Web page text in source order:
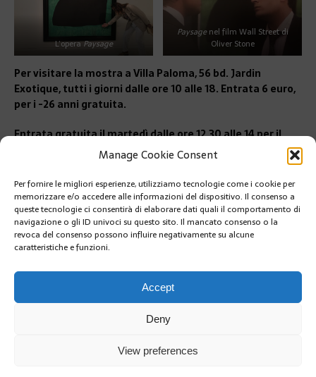
Manage Cookie Consent
Per fornire le migliori esperienze, utilizziamo tecnologie come i cookie per
memorizzare e/o accedere alle informazioni del dispositivo. Il consenso a
queste tecnologie ci consentirà di elaborare dati quali il comportamento di
navigazione o gli ID univoci su questo sito. Il mancato consenso o la
revoca del consenso possono influire negativamente su alcune
caratteristiche e funzioni.
Accept
Deny
View preferences
L’operaPaysage
Paysagenel film Wall Street di
Oliver Stone
Per visitare la mostra a Villa Paloma, 56 bd. Jardin
Exotique, tutti i giorni dalle ore 10 alle 18. Entrata 6 euro,
per i -26 anni gratuita.
Entrata gratuita il martedì dalle ore 12.30 alle 14 per il
« Midi au Musée » e tutte le domeniche. Possibili visite
public@nmnm.mc
PRÉCÉDENT
Conferenza sulle dipendenze giovanili a Monaco a
seguito del rapporto ESPAD